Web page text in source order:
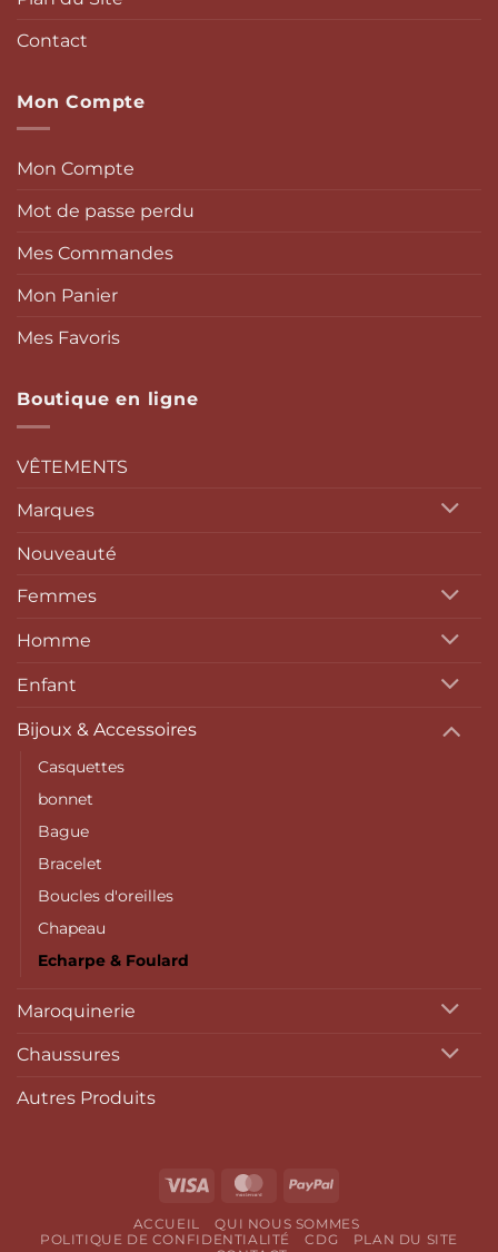
Contact
Mon Compte
Mon Compte
Mot de passe perdu
Mes Commandes
Mon Panier
Mes Favoris
Boutique en ligne
VÊTEMENTS
Marques
Nouveauté
Femmes
Homme
Enfant
Bijoux & Accessoires
Casquettes
bonnet
Bague
Bracelet
Boucles d'oreilles
Chapeau
Echarpe & Foulard
Maroquinerie
Chaussures
Autres Produits
Visa MasterCardPayPal
ACCUEIL
QUI NOUS SOMMES
POLITIQUE DE CONFIDENTIALITÉ
CDG
PLAN DU SITE